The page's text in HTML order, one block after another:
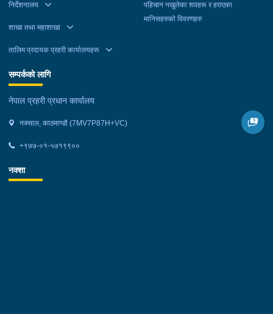
निर्देशनालय
शाखा तथा महाशाखा
तालिम प्रदायक प्रहरी कार्यालयहरू
पहिचान नखुलेका शवहरू र हराएका
मानिसहरुको विवरणहरु
सम्पर्कको लागि
नेपाल प्रहरी प्रधान कार्यालय
नक्साल, काठमाण्डौ (7MV7P87H+VC)
+९७७-०१-५७१९९००
नक्शा